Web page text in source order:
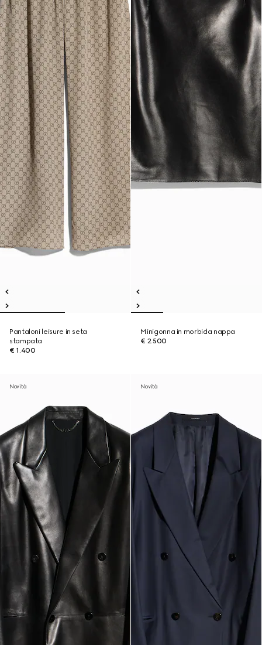
Pantaloni leisure in seta
stampata
€ 1.400
Minigonna in morbida nappa
€ 2.500
Novità Novità